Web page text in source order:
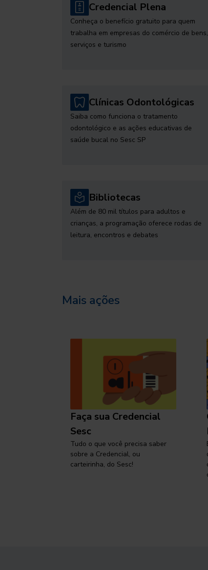
Credencial Plena
Conheça o benefício gratuito para quem
trabalha em empresas do comércio de bens,
serviços e turismo
Clínicas Odontológicas
Saiba como funciona o tratamento
odontológico e as ações educativas de
saúde bucal no Sesc SP
Bibliotecas
Além de 80 mil títulos para adultos e
crianças, a programação oferece rodas de
leitura, encontros e debates
Mais ações
Faça sua Credencial
Sesc
Tudo o que você precisa saber
sobre a Credencial, ou
carteirinha, do Sesc!